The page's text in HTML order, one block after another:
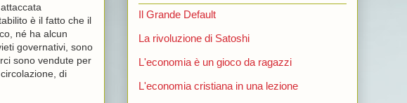
è il fatto che il
né ha alcun
governativi, sono
sono vendute per
di
Il Grande Default
La rivoluzione di Satoshi
L'economia è un gioco da ragazzi
L'economia cristiana in una lezione